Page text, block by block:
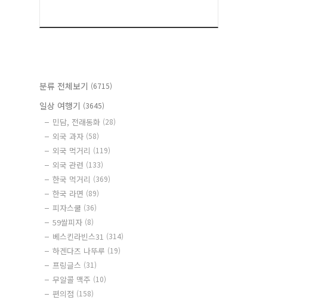
분류 전체보기 (6715)
일상 여행기 (3645)
민담, 전래동화 (28)
외국 과자 (58)
외국 먹거리 (119)
외국 관련 (133)
한국 먹거리 (369)
한국 라면 (89)
피자스쿨 (36)
59쌀피자 (8)
베스킨라빈스31 (314)
하겐다즈 나뚜루 (19)
프링글스 (31)
무알콜 맥주 (10)
편의점 (158)